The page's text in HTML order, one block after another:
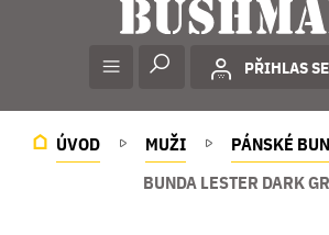
PŘIHLAS SE
ÚVOD MUŽI
PÁNSKÉ
BUNDA LESTER DARK